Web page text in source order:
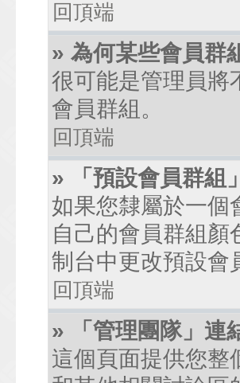
回頂端
» 為何某些會員群
很可能是管理員將
會員群組。
回頂端
» 「預設會員群組
如果您隸屬於一個
自己的會員群組
制台中更改預設會
回頂端
» 「管理團隊」連
這個頁面提供您整